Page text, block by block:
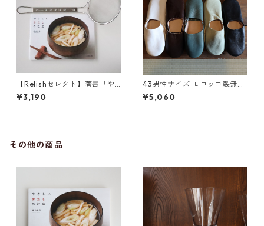
【Relishセレクト】著書「や
さしいおだしの教室」とすく
いアミのセット
¥3,190
43男性サイズ モロッコ製無地
バブーシュ
¥5,060
その他の商品